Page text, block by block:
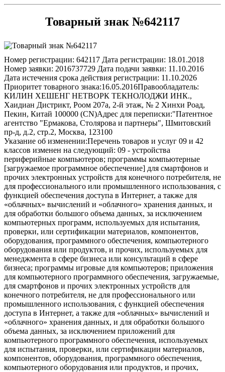
Товарный знак №642117
Номер регистрации: 642117 Дата регистрации: 18.01.2018
Номер заявки: 2016737729 Дата подачи заявки: 11.10.2016
Дата истечения срока действия регистрации: 11.10.2026
Приоритет товарного знака:16.05.2016Правообладатель:
КИЛИН ХЕШЕНГ НЕТВОРК ТЕКНОЛОДЖИ ИНК.,
Хаидиан Дистрикт, Роом 207а, 2-й этаж, № 2 Хинхи Роад,
Пекин, Китай 100000 (CN)Адрес для переписки:"Патентное
агентство "Ермакова, Столярова и партнеры", Шмитовский
пр-д, д.2, стр.2, Москва, 123100
Указание об изменении:Перечень товаров и услуг 09 и 42
классов изменен на следующий: 09 - устройства
периферийные компьютеров; программы компьютерные
[загружаемое программное обеспечение] для смартфонов и
прочих электронных устройств для конечного потребителя, не
для профессионального или промышленного использования, с
функцией обеспечения доступа в Интернет, а также для
«облачных» вычислений и «облачного» хранения данных, и
для обработки большого объема данных, за исключением
компьютерных программ, используемых для испытания,
проверки, или сертификации материалов, компонентов,
оборудования, программного обеспечения, компьютерного
оборудования или продуктов, и прочих, используемых для
менеджмента в сфере бизнеса или консультаций в сфере
бизнеса; программы игровые для компьютеров; приложения
для компьютерного программного обеспечения, загружаемые,
для смартфонов и прочих электронных устройств для
конечного потребителя, не для профессионального или
промышленного использования, с функцией обеспечения
доступа в Интернет, а также для «облачных» вычислений и
«облачного» хранения данных, и для обработки большого
объема данных, за исключением приложений для
компьютерного программного обеспечения, используемых
для испытания, проверки, или сертификации материалов,
компонентов, оборудования, программного обеспечения,
компьютерного оборудования или продуктов, и прочих,